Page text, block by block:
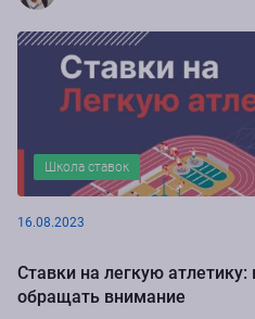
Школа ставок
16.08.2023
Ставки на легкую атлетику:
обращать внимание